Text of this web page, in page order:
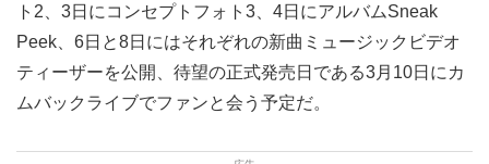
ト2、3日にコンセプトフォト3、4日にアルバムSneak
Peek、6日と8日にはそれぞれの新曲ミュージックビデオ
ティーザーを公開、待望の正式発売日である3月10日にカ
ムバックライブでファンと会う予定だ。